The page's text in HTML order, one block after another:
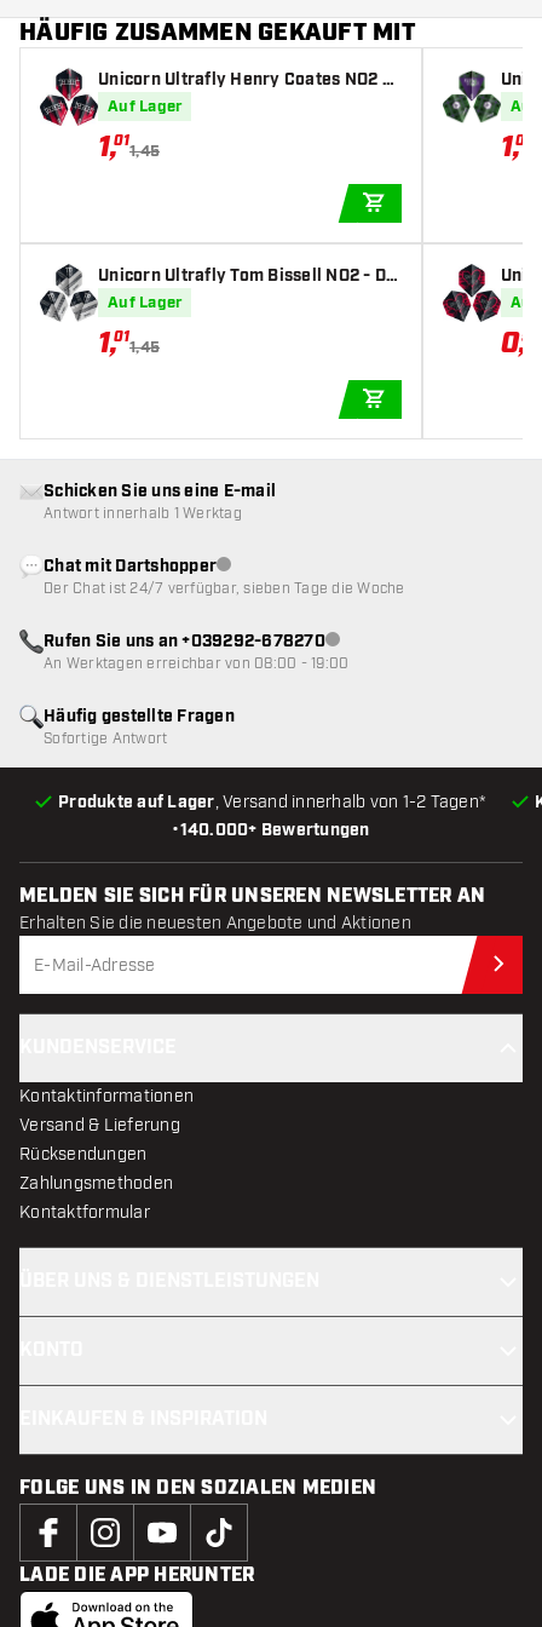
HÄUFIG ZUSAMMEN GEKAUFT MIT
Unicorn Ultrafly Henry Coates NO2 -
Dart Flights
Auf Lager
1,01
1,45
Unicorn Ultrafly Tom Bissell NO2 - Da
rt Flights
Auf Lager
1,01
1,45
g -Auf
1,01
-Auf
0,94
•140.000+ Bewertungen
Produkte auf Lager, Versand innerhalb von 1-2 Tagen*
Häufig gestellte Fragen
Sofortige Antwort
Schicken Sie uns eine E-mail
Antwort innerhalb 1 Werktag
Chat mit DartshopperKundenservice nicht verfügbar
Der Chat ist 24/7 verfügbar, sieben Tage die Woche
Rufen Sie uns an +039292-678270Kundenservice nicht
An Werktagen erreichbar von 08:00 - 19:00
MELDEN SIE SICH FÜR UNSEREN NEWSLETTER AN
Erhalten Sie die neuesten Angebote und Aktionen
Kontaktinformationen
Versand & Lieferung
Rücksendungen
Zahlungsmethoden
Kontaktformular
FOLGE UNS IN DEN SOZIALEN MEDIEN
LADE DIE APP HERUNTER